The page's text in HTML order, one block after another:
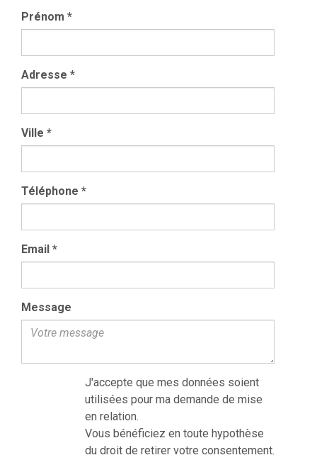
Prénom *
Adresse *
Ville *
Téléphone *
Email *
Message
J'accepte que mes données soient
utilisées pour ma demande de mise
en relation.
Vous bénéficiez en toute hypothèse
du droit de retirer votre consentement.